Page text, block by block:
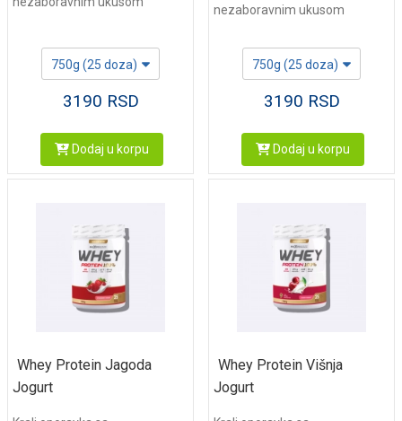
750g (25 doza)
3190 RSD
Dodaj u korpu
nezaboravnim ukusom
750g (25 doza)
3190 RSD
Dodaj u korpu
Whey Protein Jagoda
Jogurt
Whey Protein Višnja
Jogurt